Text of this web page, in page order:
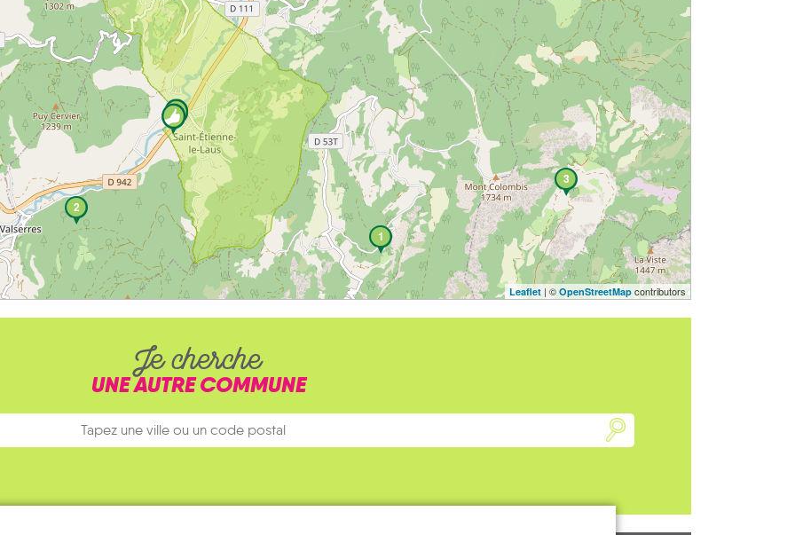
3
1
2
Leaflet | © OpenStreetMap contributors
Je cherche
UNE AUTRE COMMUNE